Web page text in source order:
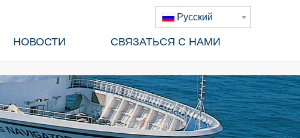
Pусский
НОВОСТИ СВЯЗАТЬСЯ С НАМИ